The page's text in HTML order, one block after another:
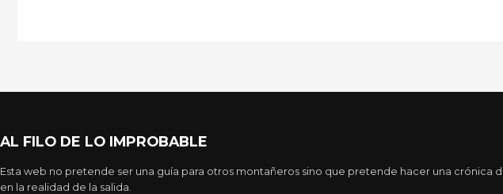
AL FILO DE LO IMPROBABLE
Esta web no pretende ser una guía para otros montañeros sino que pretende hacer una crónica
en la realidad de la salida.